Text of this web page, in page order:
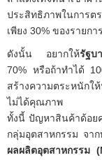
ประสิทธิภาพในการ
เพียง 30% ของรายก
ดังนั้น อยากให้รัฐบ
70% หรือถ้าทำได้
สร้างความตระหนักใ
ไม่ได้คุณภาพ
ทั้งนี้ ปัญหาสินค้าด้อย
กลุ่มอุตสาหกรรม จา
ผลผลิตอุตสาหกรรม